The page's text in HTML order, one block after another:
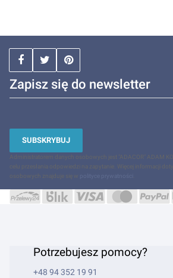
Zapisz się do newsletter
SUBSKRYBUJ
Administratorem danych osobowych jest "ADACOR" ADAM
celu przesłania odpowiedzi na zapytanie. Więcej informacji
osobowych znajduje się w
Potrzebujesz pomocy?
+48 94 352 19 91